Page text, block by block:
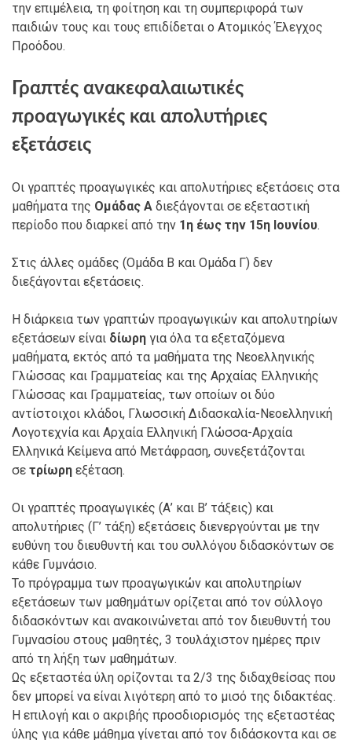
την επιμέλεια, τη φοίτηση και τη συμπεριφορά των
παιδιών τους και τους επιδίδεται ο Ατομικός Έλεγχος
Προόδου.
Γραπτές ανακεφαλαιωτικές
προαγωγικές και απολυτήριες
εξετάσεις
Οι γραπτές προαγωγικές και απολυτήριες εξετάσεις στα
μαθήματα της Ομάδας Α διεξάγονται σε εξεταστική
περίοδο που διαρκεί από την 1η έως την 15η Ιουνίου.
Στις άλλες ομάδες (Ομάδα Β και Ομάδα Γ) δεν
διεξάγονται εξετάσεις.
Η διάρκεια των γραπτών προαγωγικών και απολυτηρίων
εξετάσεων είναι δίωρη για όλα τα εξεταζόμενα
μαθήματα, εκτός από τα μαθήματα της Νεοελληνικής
Γλώσσας και Γραμματείας και της Αρχαίας Ελληνικής
Γλώσσας και Γραμματείας, των οποίων οι δύο
αντίστοιχοι κλάδοι, Γλωσσική Διδασκαλία-Νεοελληνική
Λογοτεχνία και Αρχαία Ελληνική Γλώσσα-Αρχαία
Ελληνικά Κείμενα από Μετάφραση, συνεξετάζονται
σε τρίωρη εξέταση.
Οι γραπτές προαγωγικές (Α’ και Β’ τάξεις) και
απολυτήριες (Γ’ τάξη) εξετάσεις διενεργούνται με την
ευθύνη του διευθυντή και του συλλόγου διδασκόντων σε
κάθε Γυμνάσιο.
Το πρόγραμμα των προαγωγικών και απολυτηρίων
εξετάσεων των μαθημάτων ορίζεται από τον σύλλογο
διδασκόντων και ανακοινώνεται από τον διευθυντή του
Γυμνασίου στους μαθητές, 3 τουλάχιστον ημέρες πριν
από τη λήξη των μαθημάτων.
Ως εξεταστέα ύλη ορίζονται τα 2/3 της διδαχθείσας που
δεν μπορεί να είναι λιγότερη από το μισό της διδακτέας.
Η επιλογή και ο ακριβής προσδιορισμός της εξεταστέας
ύλης για κάθε μάθημα γίνεται από τον διδάσκοντα και σε